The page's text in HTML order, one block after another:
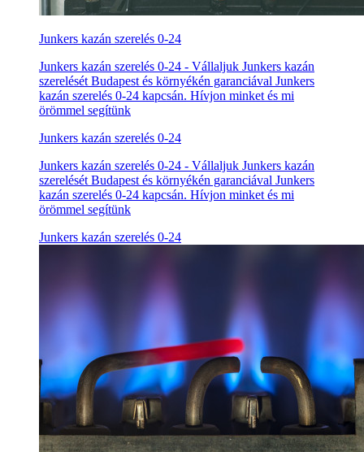
Junkers kazán szerelés 0-24
Junkers kazán szerelés 0-24 - Vállaljuk Junkers kazán
szerelését Budapest és környékén garanciával Junkers
kazán szerelés 0-24 kapcsán. Hívjon minket és mi
örömmel segítünk
Junkers kazán szerelés 0-24
Junkers kazán szerelés 0-24 - Vállaljuk Junkers kazán
szerelését Budapest és környékén garanciával Junkers
kazán szerelés 0-24 kapcsán. Hívjon minket és mi
örömmel segítünk
Junkers kazán szerelés 0-24